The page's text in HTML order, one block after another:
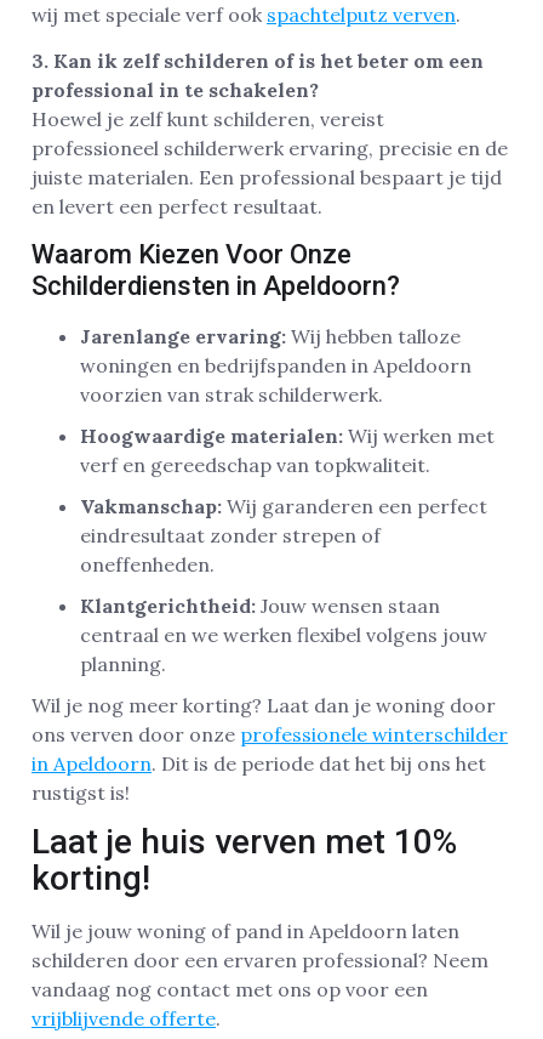
wij met speciale verf ook spachtelputz verven.
3. Kan ik zelf schilderen of is het beter om een
professional in te schakelen?
Hoewel je zelf kunt schilderen, vereist
professioneel schilderwerk ervaring, precisie en de
juiste materialen. Een professional bespaart je tijd
en levert een perfect resultaat.
Waarom Kiezen Voor Onze
Schilderdiensten in Apeldoorn?
Jarenlange ervaring: Wij hebben talloze
woningen en bedrijfspanden in Apeldoorn
voorzien van strak schilderwerk.
Hoogwaardige materialen: Wij werken met
verf en gereedschap van topkwaliteit.
Vakmanschap: Wij garanderen een perfect
eindresultaat zonder strepen of
oneffenheden.
Klantgerichtheid: Jouw wensen staan
centraal en we werken flexibel volgens jouw
planning.
Wil je nog meer korting? Laat dan je woning door
ons verven door onze professionele winterschilder
in Apeldoorn. Dit is de periode dat het bij ons het
rustigst is!
Laat je huis verven met 10%
korting!
Wil je jouw woning of pand in Apeldoorn laten
schilderen door een ervaren professional? Neem
vandaag nog contact met ons op voor een
vrijblijvende offerte.